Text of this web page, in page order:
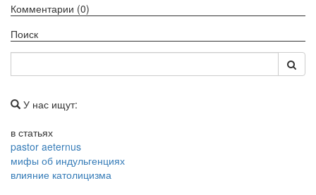
Комментарии (0)
Поиск
У нас ищут:
в статьях
pastor aeternus
мифы об индульгенциях
влияние католицизма